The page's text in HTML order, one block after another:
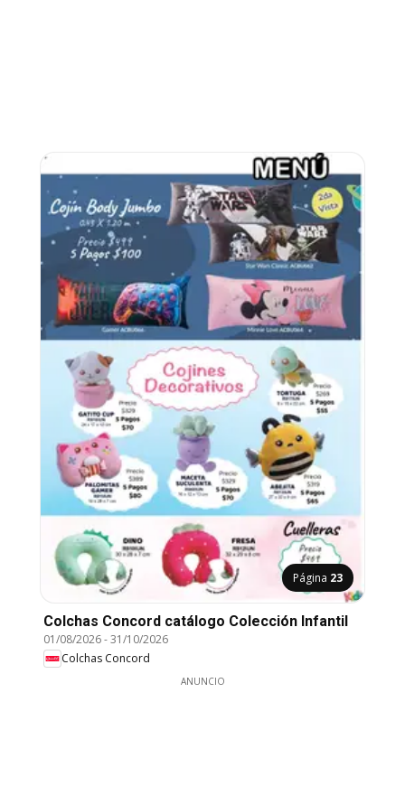
Página 23
Colchas Concord catálogo Colección Infantil
01/08/2026-31/10/2026
Colchas Concord
ANUNCIO